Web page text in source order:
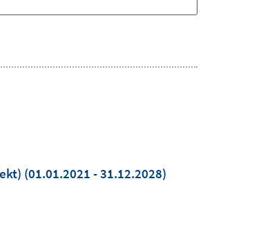
(01.01.2021 - 31.12.2028)